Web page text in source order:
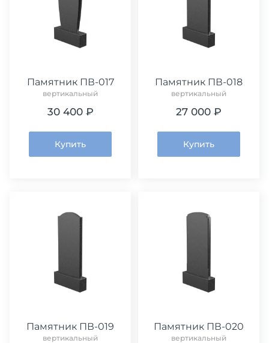
Памятник ПВ-017
вертикальный
30 400 ₽
Купить
Памятник ПВ-018
вертикальный
27 000 ₽
Купить
Памятник ПВ-019
вертикальный
Памятник ПВ-020
вертикальный